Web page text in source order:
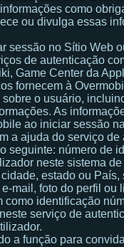
como
ou divulga essas
sessão no Sítio Web
de autenticação
Game Center da
fornecem à
sobre o usuário,
As
ao iniciar sessão
a ajuda do serviço de
seguinte: número de
neste sistema
estado ou País,
mail, foto do perfil ou
como identificação
serviço de
a função para